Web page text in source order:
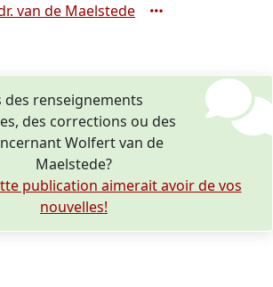
van de Maelstede
des renseignements
des corrections ou des
Wolfert van de
Maelstede?
publication aimerait avoir de vos
nouvelles!